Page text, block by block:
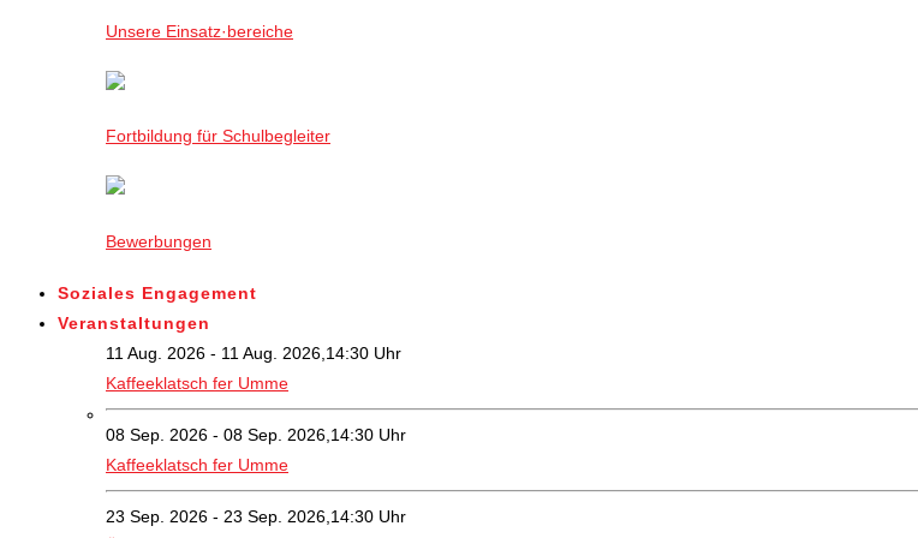
Unsere Einsatz·bereiche
Fortbildung für Schulbegleiter
Bewerbungen
Soziales Engagement
Veranstaltungen
11 Aug. 2026 - 11 Aug. 2026,14:30 Uhr
Kaffeeklatsch fer Umme
08 Sep. 2026 - 08 Sep. 2026,14:30 Uhr
Kaffeeklatsch fer Umme
23 Sep. 2026 - 23 Sep. 2026,14:30 Uhr